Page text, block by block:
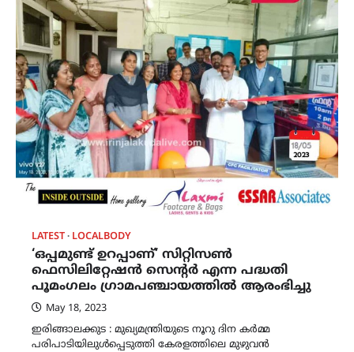
LATEST LOCALBODY
‘ഒപ്പമുണ്ട് ഉറപ്പാണ്’ സിറ്റിസണ്‍
ഫെസിലിറ്റേഷന്‍ സെന്റര്‍ എന്ന പദ്ധതി
പൂമംഗലം ഗ്രാമപഞ്ചായത്തില്‍ ആരംഭിച്ചു
May 18, 2023
ഇരിങ്ങാലക്കുട : മുഖ്യമന്ത്രിയുടെ നൂറു ദിന കര്‍മ്മ
പരിപാടിയിലുള്‍പ്പെടുത്തി കേരളത്തിലെ മുഴുവന്‍